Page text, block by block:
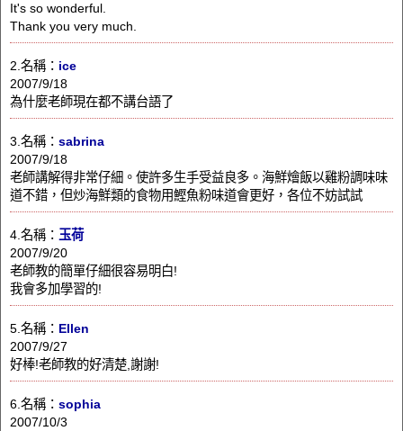
It's so wonderful.
Thank you very much.
2.名稱： ice
2007/9/18
為什麼老師現在都不講台語了
3.名稱： sabrina
2007/9/18
老師講解得非常仔細。使許多生手受益良多。海鮮燴飯以雞粉調味味
道不錯，但炒海鮮類的食物用鰹魚粉味道會更好，各位不妨試試
4.名稱： 玉荷
2007/9/20
老師教的簡單仔細很容易明白!
我會多加學習的!
5.名稱： Ellen
2007/9/27
好棒!老師教的好清楚,謝謝!
6.名稱： sophia
2007/10/3